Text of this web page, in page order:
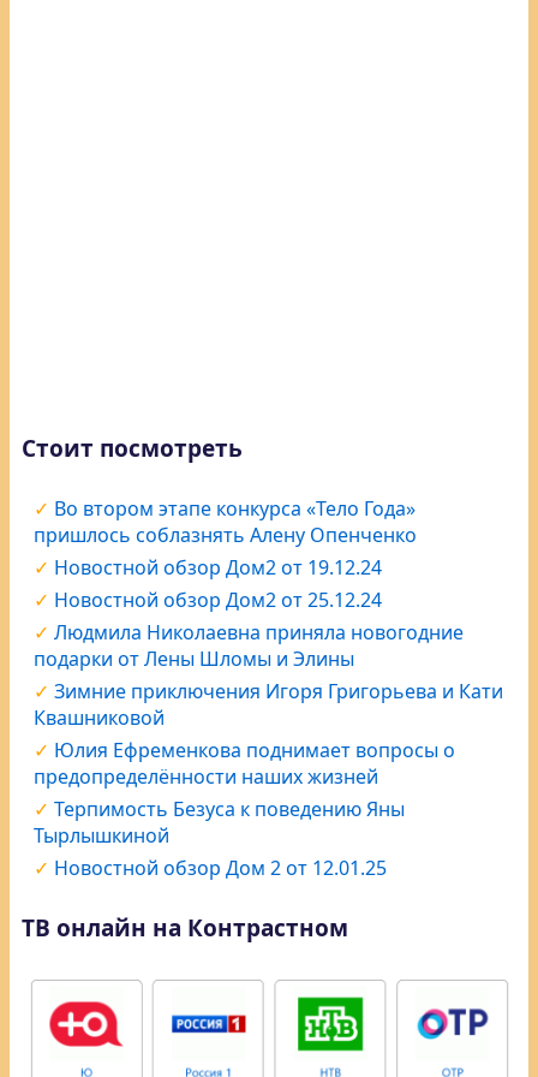
Стоит посмотреть
Во втором этапе конкурса «Тело Года»
пришлось соблазнять Алену Опенченко
Новостной обзор Дом2 от 19.12.24
Новостной обзор Дом2 от 25.12.24
Людмила Николаевна приняла новогодние
подарки от Лены Шломы и Элины
Зимние приключения Игоря Григорьева и Кати
Квашниковой
Юлия Ефременкова поднимает вопросы о
предопределённости наших жизней
Терпимость Безуса к поведению Яны
Тырлышкиной
Новостной обзор Дом 2 от 12.01.25
ТВ онлайн на Контрастном